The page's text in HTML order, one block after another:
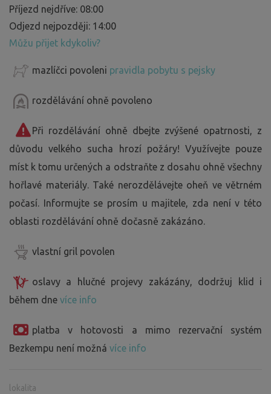
Příjezd nejdříve: 08:00
Odjezd nejpozději: 14:00
Můžu přijet kdykoliv?
mazlíčci povoleni pravidla pobytu s pejsky
rozdělávání ohně povoleno
Při rozdělávání ohně dbejte zvýšené opatrnosti, z
důvodu velkého sucha hrozí požáry! Využívejte pouze
míst k tomu určených a odstraňte z dosahu ohně všechny
hořlavé materiály. Také nerozdělávejte oheň ve větrném
počasí. Informujte se prosím u majitele, zda není v této
oblasti rozdělávání ohně dočasně zakázáno.
vlastní gril povolen
oslavy a hlučné projevy zakázány, dodržuj klid i
během dne více info
platba v hotovosti a mimo rezervační systém
Bezkempu není možná více info
lokalita